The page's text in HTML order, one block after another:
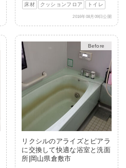
床材 クッションフロア トイレ
2016年08月09日公開
After
リクシルのアライズとピアラ
に交換して快適な浴室と洗面
所|岡山県倉敷市